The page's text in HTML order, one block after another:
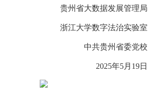
贵州省大数据发展管理局
浙江大学数字法治实验室
中共贵州省委党校
2025年5月19日